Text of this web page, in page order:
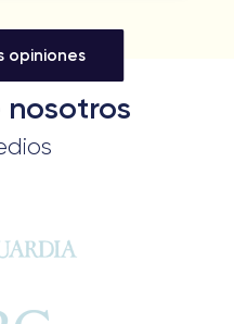
opiniones